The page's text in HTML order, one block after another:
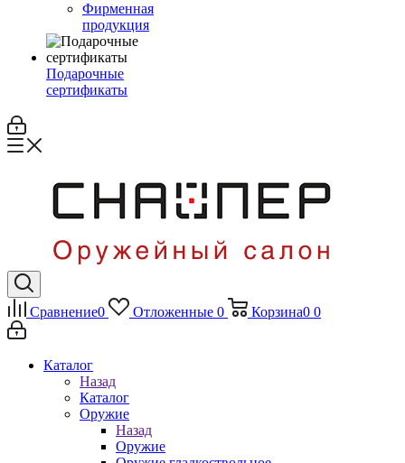
Фирменная
продукция
Подарочные
сертификаты
Сравнение0 Отложенные 0 Корзина0 0
Каталог
Назад
Каталог
Оружие
Назад
Оружие